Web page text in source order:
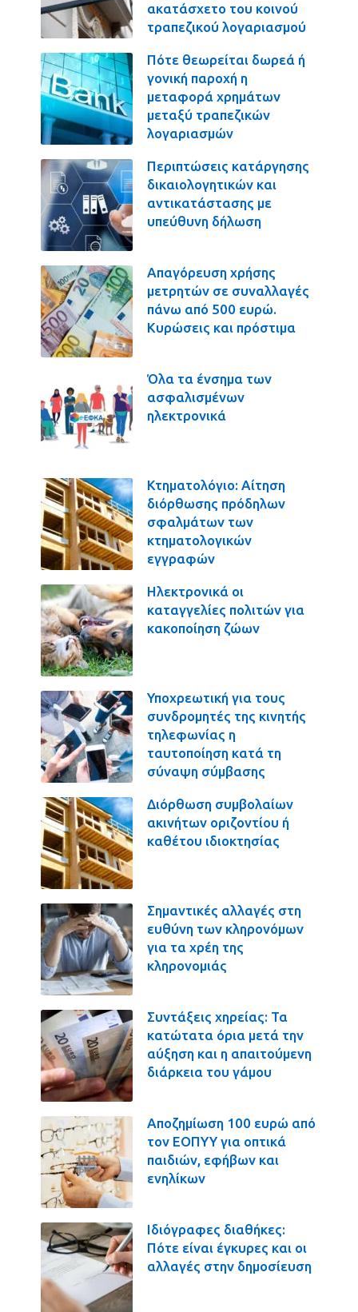
ακατάσχετο του κοινού
τραπεζικού λογαριασμού
Πότε θεωρείται δωρεά ή
γονική παροχή η
μεταφορά χρημάτων
μεταξύ τραπεζικών
λογαριασμών
Περιπτώσεις κατάργησης
δικαιολογητικών και
αντικατάστασης με
υπεύθυνη δήλωση
Απαγόρευση χρήσης
μετρητών σε συναλλαγές
πάνω από 500 ευρώ.
Κυρώσεις και πρόστιμα
Όλα τα ένσημα των
ασφαλισμένων
ηλεκτρονικά
Κτηματολόγιο: Αίτηση
διόρθωσης πρόδηλων
σφαλμάτων των
κτηματολογικών
εγγραφών
Ηλεκτρονικά οι
καταγγελίες πολιτών για
κακοποίηση ζώων
Υποχρεωτική για τους
συνδρομητές της κινητής
τηλεφωνίας η
ταυτοποίηση κατά τη
σύναψη σύμβασης
Διόρθωση συμβολαίων
ακινήτων οριζοντίου ή
καθέτου ιδιοκτησίας
Σημαντικές αλλαγές στη
ευθύνη των κληρονόμων
για τα χρέη της
κληρονομιάς
Συντάξεις χηρείας: Τα
κατώτατα όρια μετά την
αύξηση και η απαιτούμενη
διάρκεια του γάμου
Αποζημίωση 100 ευρώ από
τον ΕΟΠΥΥ για οπτικά
παιδιών, εφήβων και
ενηλίκων
Ιδιόγραφες διαθήκες:
Πότε είναι έγκυρες και οι
αλλαγές στην δημοσίευση